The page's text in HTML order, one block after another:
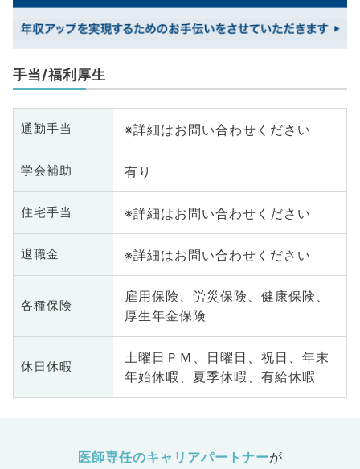
手当/福利厚生
通勤手当 ※詳細はお問い合わせください
学会補助 有り
住宅手当 ※詳細はお問い合わせください
退職金 ※詳細はお問い合わせください
各種保険
雇用保険、労災保険、健康保険、
厚生年金保険
休日休暇
土曜日ＰＭ、日曜日、祝日、年末
年始休暇、夏季休暇、有給休暇
医師専任のキャリアパートナーが